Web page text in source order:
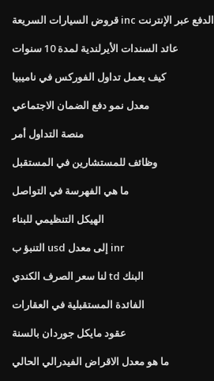
قروض السيارات السريعة inc الدفع عبر الإنترنت
عائد السندات الأيرلندية لمدة 10 سنوات
كيف يعمل تداول الفوركس في ناميبيا
معدل نمو دفع الضمان الاجتماعي
منصة التداول أمر
وظائف للمستشارين في المستقبل
ما هي الفهرسة في التواصل
الهيكل التنظيمي للبناء
التنبؤ ب usd إلى معدل inr
لنا سعر الصرف الكندي td البنك
الفائدة المستقبلية في العقارات
عقود مايكل جوردان بالسنة
ما هو معدل الاقراض الفيدرالي الحالي